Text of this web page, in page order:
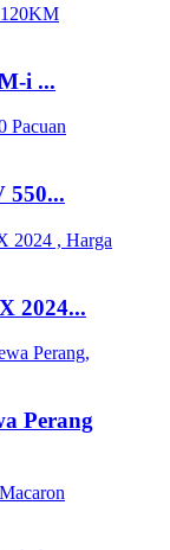
i ...
550...
2024...
Perang